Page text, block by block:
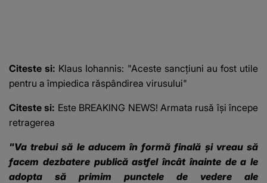
Citeste si: Klaus Iohannis: "Aceste sancţiuni au fost utile
pentru a împiedica răspândirea virusului"
Citeste si: Este BREAKING NEWS! Armata rusă îşi începe
retragerea
"Va trebui să le aducem în formă finală şi vreau să
facem dezbatere publică astfel încât înainte de a le
adopta să primim punctele de vedere ale